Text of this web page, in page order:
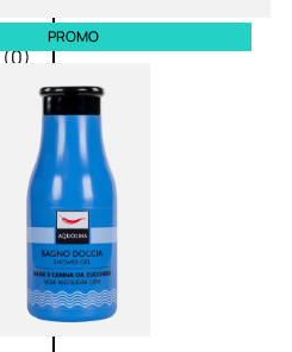
(0)
58,00€
43,50€
ESAURITO
PROMO
PROMO